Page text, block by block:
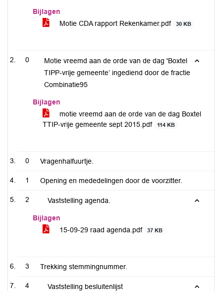
Bijlagen
Motie CDA rapport Rekenkamer.pdf
30 KB
0
Motie vreemd aan de orde van de dag 'Boxtel
TIPP-vrije gemeente’ ingediend door de fractie
Combinatie95
Bijlagen
motie vreemd aan de orde van de dag Boxtel
TTIP-vrije gemeente sept 2015.pdf
114 KB
0 Vragenhalfuurtje.
1 Opening en mededelingen door de voorzitter.
2 Vaststelling agenda.
Bijlagen
15-09-29 raad agenda.pdf
37 KB
3 Trekking stemmingnummer.
4 Vaststelling besluitenlijst